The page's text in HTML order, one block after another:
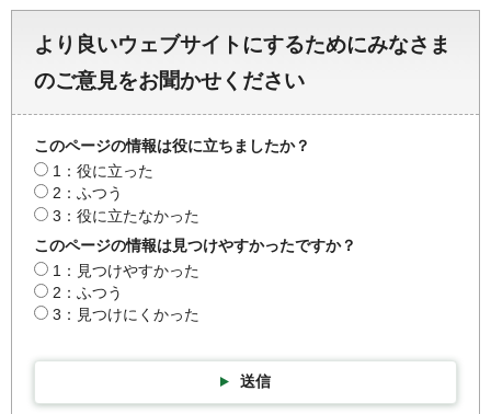
より良いウェブサイトにするためにみなさま
のご意見をお聞かせください
このページの情報は役に立ちましたか？
1：役に立った
2：ふつう
3：役に立たなかった
このページの情報は見つけやすかったですか？
1：見つけやすかった
2：ふつう
3：見つけにくかった
送信